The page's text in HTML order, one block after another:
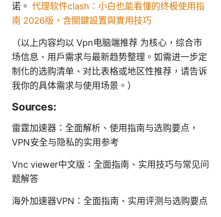
诺。 代理软件clash：小白也能看懂的终极使用指
南 2026版，含關鍵設置與實用技巧
（以上内容均以 Vpn电脑端推荐 为核心，综合市
场信息、用户需求与最新趋势整理。如需进一步定
制化的选购清单、对比表格或地区性推荐，请告诉
我你的具体需求与使用场景。）
Sources:
雷霆加速器：全面解析、使用指南与选购要点，
VPN安全与隐私的实用参考
Vnc viewer中文版：全面指南、实用技巧与常见问
题解答
海外加速器VPN：全面指南、实用评测与选购要点